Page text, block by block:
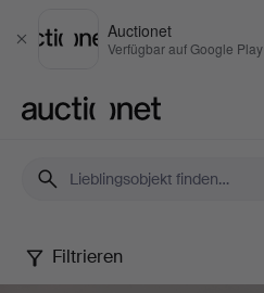
Schließen
Auctionet
Verfügbar auf Google Play
Photography
Filtrieren